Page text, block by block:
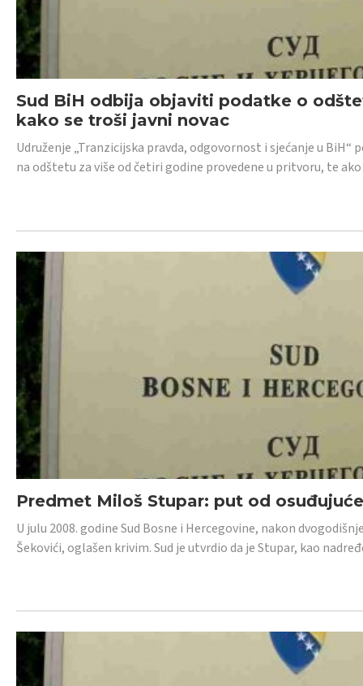
Sud BiH odbija objaviti podatke o
kako se troši javni novac
Udruženje „Tranzicijska pravda, odgovornost i sjećanje u
na odštetu za više od četiri godine provedene u pritvoru, te
Predmet Miloš Stupar: put od
U julu 2008. godine Sud Bosne i Hercegovine, nakon
Šekovići, oglašen krivim. Sud je utvrdio da je Stupar, kao